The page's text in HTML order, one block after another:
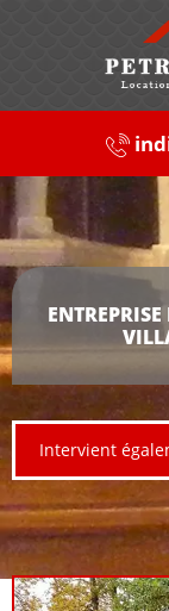
Intervient